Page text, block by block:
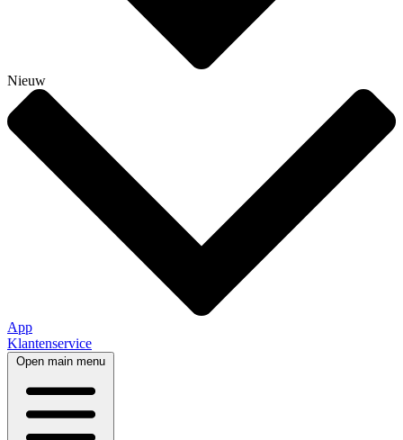
Nieuw
App
Klantenservice
Open main menu